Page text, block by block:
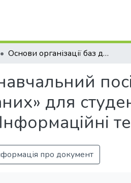
Основи організації баз даних : навчальний посібник до вивчення дисципліни «Організація баз даних» для студентів, що навчаються за спеціальностями галузі 12- «Інформаційні технології»
для
про документ